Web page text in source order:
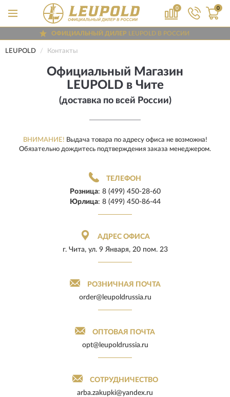
0 0
ОФИЦИАЛЬНЫЙ ДИЛЕР LEUPOLD В РОССИИ
LEUPOLD Контакты
Официальный Магазин
LEUPOLD в Чите
(доставка по всей России)
ВНИМАНИЕ! Выдача товара по адресу офиса не возможна!
Обязательно дождитесь подтверждения заказа менеджером.
ТЕЛЕФОН
Розница: 8 (499) 450-28-60
Юрлица: 8 (499) 450-86-44
АДРЕС ОФИСА
г. Чита, ул. 9 Января, 20 пом. 23
РОЗНИЧНАЯ ПОЧТА
order@leupoldrussia.ru
ОПТОВАЯ ПОЧТА
opt@leupoldrussia.ru
СОТРУДНИЧЕСТВО
arba.zakupki@yandex.ru